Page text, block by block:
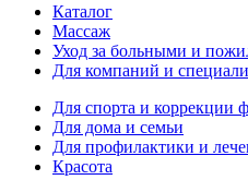
Каталог
Массаж
Уход за больными и
Для компаний и
Для спорта и коррекции
Для дома и семьи
Для профилактики и
Красота